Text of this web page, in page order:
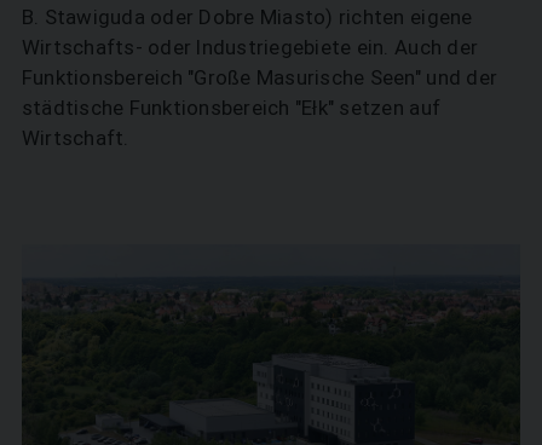
B. Stawiguda oder Dobre Miasto) richten eigene
Wirtschafts- oder Industriegebiete ein. Auch der
Funktionsbereich "Große Masurische Seen" und der
städtische Funktionsbereich "Ełk" setzen auf
Wirtschaft.